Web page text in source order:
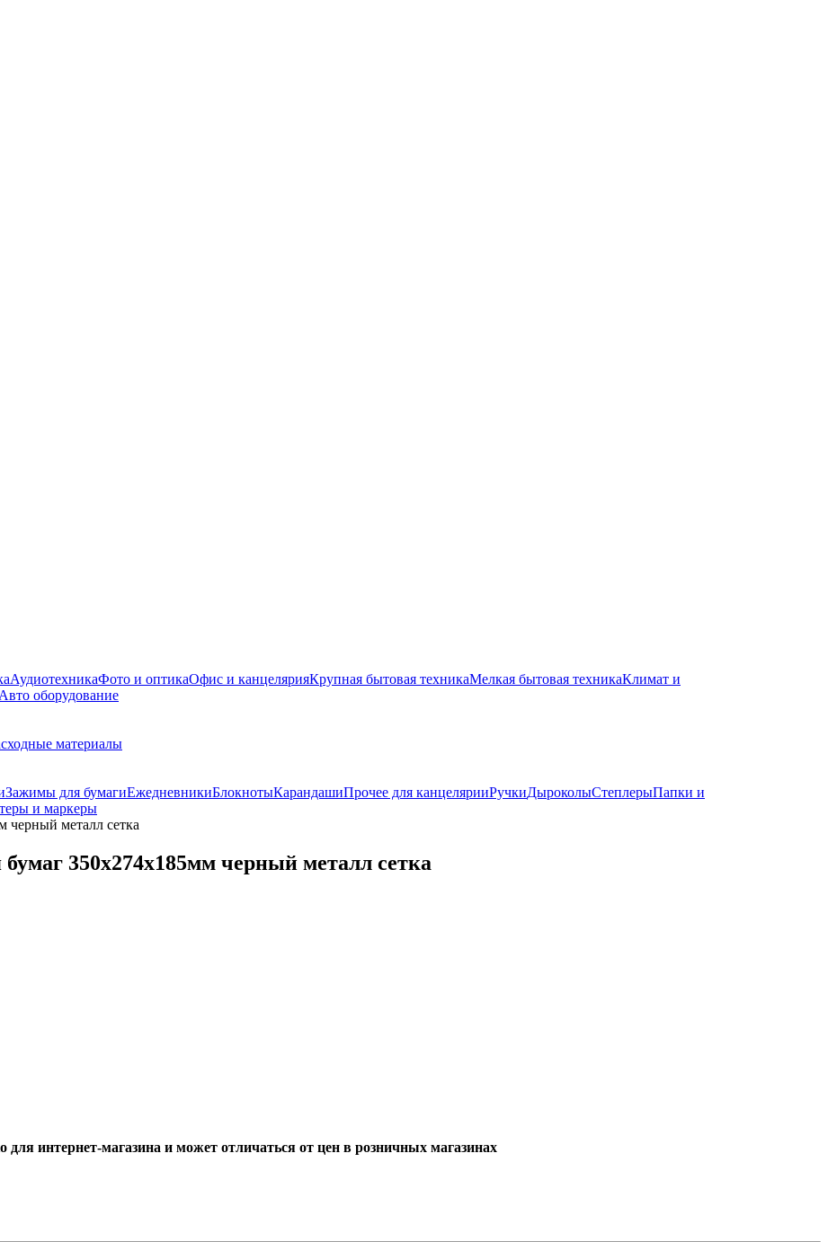
АудиотехникаФото и оптикаОфис и канцелярияКрупная бытовая техникаМелкая бытовая техникаКлимат и
Авто оборудование
материалы
Зажимы для бумагиЕжедневникиБлокнотыКарандашиПрочее для канцелярииРучкиДыроколыСтеплерыПапки и
и маркеры
черный металл сетка
350х274х185мм черный металл сетка
интернет-магазина и может отличаться от цен в розничных магазинах